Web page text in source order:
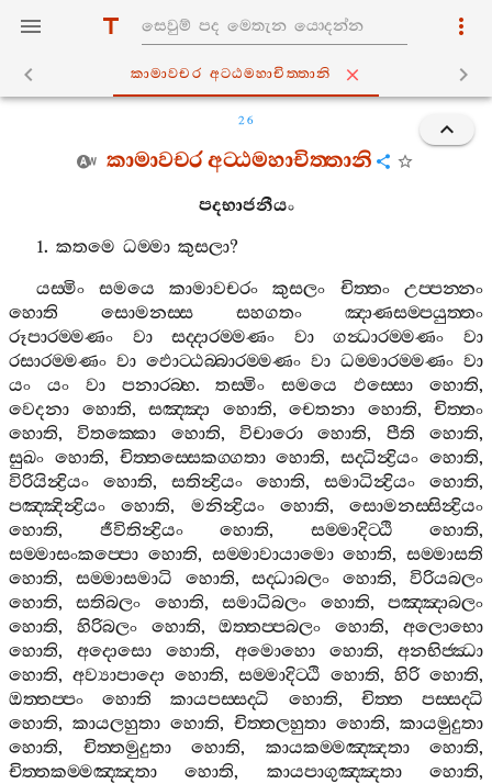
කාමාවචර අට‍්ඨමහාචිත‍්තානි
26
කාමාවචරඅට‍්ඨමහාචිත‍්තානි
පදභාජනීයං
1. කතමෙ ධම‍්මා කුසලා?
යස‍්මිං
සමයෙ කාමාවචරං කුසලං චිත‍්තං
උප‍්පන‍්නං
හොති
සොමනස‍්ස සහගතං
ඤාණසම‍්පයුත‍්තං
රූපාරම‍්මණං
වා සද‍්දාරම‍්මණං වා ගන්‍ධාරම‍්මණං
වා
රසාරම‍්මණං වා ඵොට‍්ඨබ‍්බාරම‍්මණං වා ධම‍්මාරම‍්මණං වා
යං
යං වා පනාරබ‍්භ.තස‍්මිං සමයෙ ඵස‍්සො හොති,
වෙදනා
හොති, සඤ‍්ඤා හොති, චෙතනා හොති, චිත‍්තං
හොති,විතක‍්කො හොති,විචාරො හොති, පීති හොති,
සුඛං හොති, චිත‍්තස‍්සෙකග‍්ගතා හොති,සද‍්ධින්‍ද්‍රියං හොති,
විරියින්‍ද්‍රියං
හොති, සතින්‍ද්‍රියං හොති,සමාධින්‍ද්‍රියං හොති,
පඤ‍්ඤින්‍ද්‍රියං
හොති, මනින්‍ද්‍රියං හොති, සොමනස‍්සින්‍ද්‍රියං
හොති, ජීවිතින්‍ද්‍රියං හොති, සම‍්මාදිට‍්ඨි හොති,
සම‍්මාසංකප‍්පො හොති, සම‍්මාවායාමො හොති, සම‍්මාසති
හොති, සම‍්මාසමාධි හොති,සද‍්ධාබලං හොති,විරියබලං
හොති,සතිබලං හොති,සමාධිබලං හොති,පඤ‍්ඤාබලං
හොති, හිරිබලං හොති,ඔත‍්තප‍්පබලං හොති,අලොභො
හොති,අදොසො හොති, අමොහො හොති,අනභිජ‍්ඣා
හොති, අව්‍යාපාදො හොති, සම‍්මාදිට‍්ඨි හොති, හිරි හොති,
ඔත‍්තප‍්පං
හොති කායපස‍්සද‍්ධි හොති, චිත‍්ත
පස‍්සද‍්ධි
හොති, කායලහුතා හොති, චිත‍්තලහුතා හොති, කායමුදුතා
හොති, චිත‍්තමුදුතා හොති, කායකම‍්මඤ‍්ඤතා හොති,
චිත‍්තකම‍්මඤ‍්ඤතා
හොති, කායපාගුඤ‍්ඤතා හොති,